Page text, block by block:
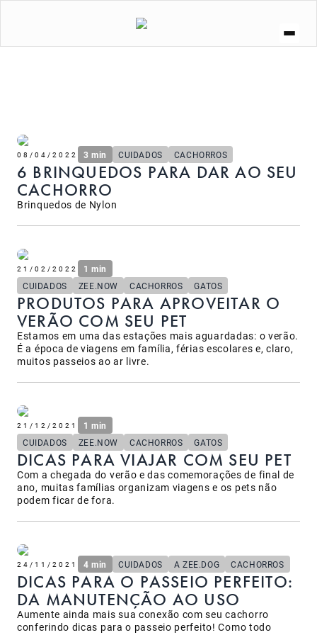
08/04/2022 3 min CUIDADOS CACHORROS
6 BRINQUEDOS PARA DAR AO SEU
CACHORRO
Brinquedos de Nylon
21/02/2022
1 min
CUIDADOS
ZEE.NOW CACHORROS GATOS
PRODUTOS PARA APROVEITAR O
VERÃO COM SEU PET
Estamos em uma das estações mais aguardadas: o verão.
É a época de viagens em família, férias escolares e, claro,
muitos passeios ao ar livre.
21/12/2021
1 min
CUIDADOS
ZEE.NOW CACHORROS GATOS
DICAS PARA VIAJAR COM SEU PET
Com a chegada do verão e das comemorações de final de
ano, muitas famílias organizam viagens e os pets não
podem ficar de fora.
24/11/2021 4 min CUIDADOS A ZEE.DOG CACHORROS
DICAS PARA O PASSEIO PERFEITO:
DA MANUTENÇÃO AO USO
Aumente ainda mais sua conexão com seu cachorro
conferindo dicas para o passeio perfeito! Como todo